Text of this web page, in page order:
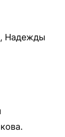
Надежды